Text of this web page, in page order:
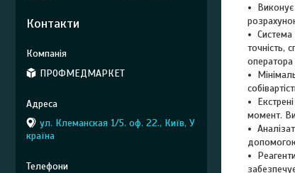
Система
точність,
оператора
момент.
Контакти
ПРОФМЕДМАРКЕТ
ул. Клеманская 1/5. оф. 22., Київ, У
країна